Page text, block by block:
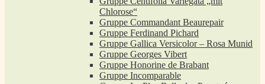
Chlorose“
Gruppe Commandant Beaurepair
Gruppe Ferdinand Pichard
Gruppe Gallica Versicolor – Rosa Munid
Gruppe Georges Vibert
Gruppe Honorine de Brabant
Gruppe Incomparable